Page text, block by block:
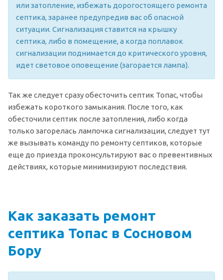
или затопление, избежать дорогостоящего ремонта
септика, заранее предупредив вас об опасной
ситуации. Сигнализация ставится на крышку
септика, либо в помещение, а когда поплавок
сигнализации поднимается до критического уровня,
идет световое оповещение (загорается лампа).
Так же следует сразу обесточить септик Топас, чтобы
избежать короткого замыкания. После того, как
обесточили септик после затопления, либо когда
только загорелась лампочка сигнализации, следует тут
же вызывать команду по ремонту септиков, которые
еще до приезда проконсультируют вас о превентивных
действиях, которые минимизируют последствия.
Как заказать ремонт
септика Топас в Сосновом
Бору